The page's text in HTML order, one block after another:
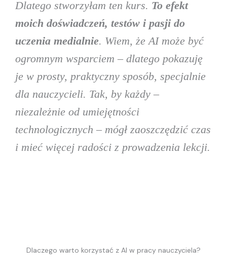
Dlatego stworzyłam ten kurs. To efekt
moich doświadczeń, testów i pasji do
uczenia medialnie. Wiem, że AI może być
ogromnym wsparciem – dlatego pokazuję
je w prosty, praktyczny sposób, specjalnie
dla nauczycieli. Tak, by każdy –
niezależnie od umiejętności
technologicznych – mógł zaoszczędzić czas
i mieć więcej radości z prowadzenia lekcji.
Dlaczego warto korzystać z AI w pracy nauczyciela?